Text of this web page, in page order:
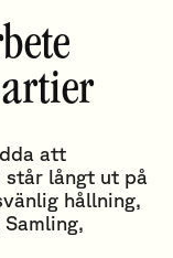
att
står långt ut på
hållning,